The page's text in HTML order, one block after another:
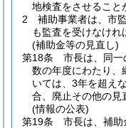
地検査をさせること
2
補助事業者は、市
も監査を受けなけれ
(補助金等の見直し)
第18条
市長は、同
数の年度にわたり、
いては、3年を超え
合、廃止その他の見
(情報の公表)
第19条
市長は、補